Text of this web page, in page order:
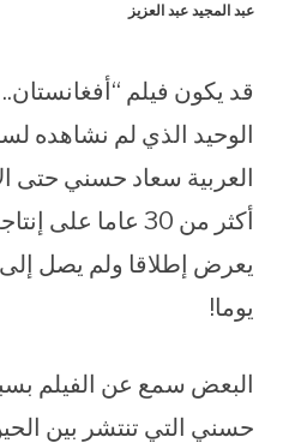
عبد المجيد عبد العزيز
قد يكون فيلم “أفغانستان..
الوحيد الذي لم نشاهده
العربية سعاد حسني حتى
أكثر من 30 عاما على
يعرض إطلاقا ولم يصل
يوما!
البعض سمع عن الفيلم
حسني التي تنتشر بين